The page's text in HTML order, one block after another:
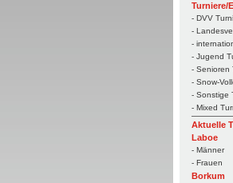
Turniere/
- DVV
-
-
- Jugend
- Senioren
- Snow-
- Sonstige
- Mixed
Aktuelle
Laboe
- Männer
- Frauen
Borkum